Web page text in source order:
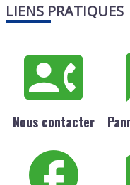
LIENS PRATIQUES
Nous contacter